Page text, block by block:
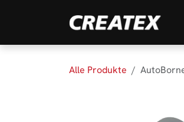
Alle Produkte